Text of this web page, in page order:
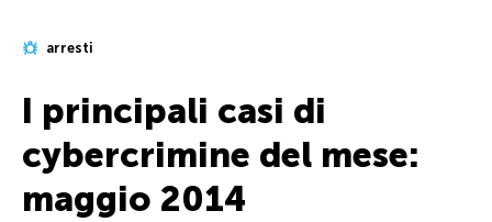
arresti
I principali casi di
cybercrimine del mese:
maggio 2014